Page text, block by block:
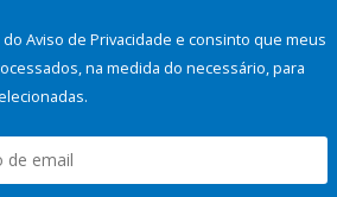
Aviso de Privacidade e consinto que meus
na medida do necessário, para